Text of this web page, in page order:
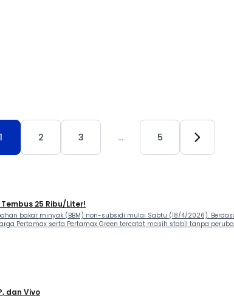
1 2 3 … 5
25 Ribu/Liter!
bakar minyak (BBM) non-subsidi mulai Sabtu (18/4/2026).
Pertamax serta Pertamax Green tercatat masih stabil tanpa
dan Vivo